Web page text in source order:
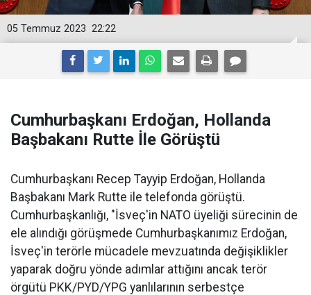
22:22
05 Temmuz 2023
Cumhurbaşkanı Erdoğan, Hollanda
Başbakanı Rutte İle Görüştü
Cumhurbaşkanı Recep Tayyip Erdoğan, Hollanda
Başbakanı Mark Rutte ile telefonda görüştü.
Cumhurbaşkanlığı, "İsveç'in NATO üyeliği sürecinin de
ele alındığı görüşmede Cumhurbaşkanımız Erdoğan,
İsveç'in terörle mücadele mevzuatında değişiklikler
yaparak doğru yönde adımlar attığını ancak terör
örgütü PKK/PYD/YPG yanlılarının serbestçe